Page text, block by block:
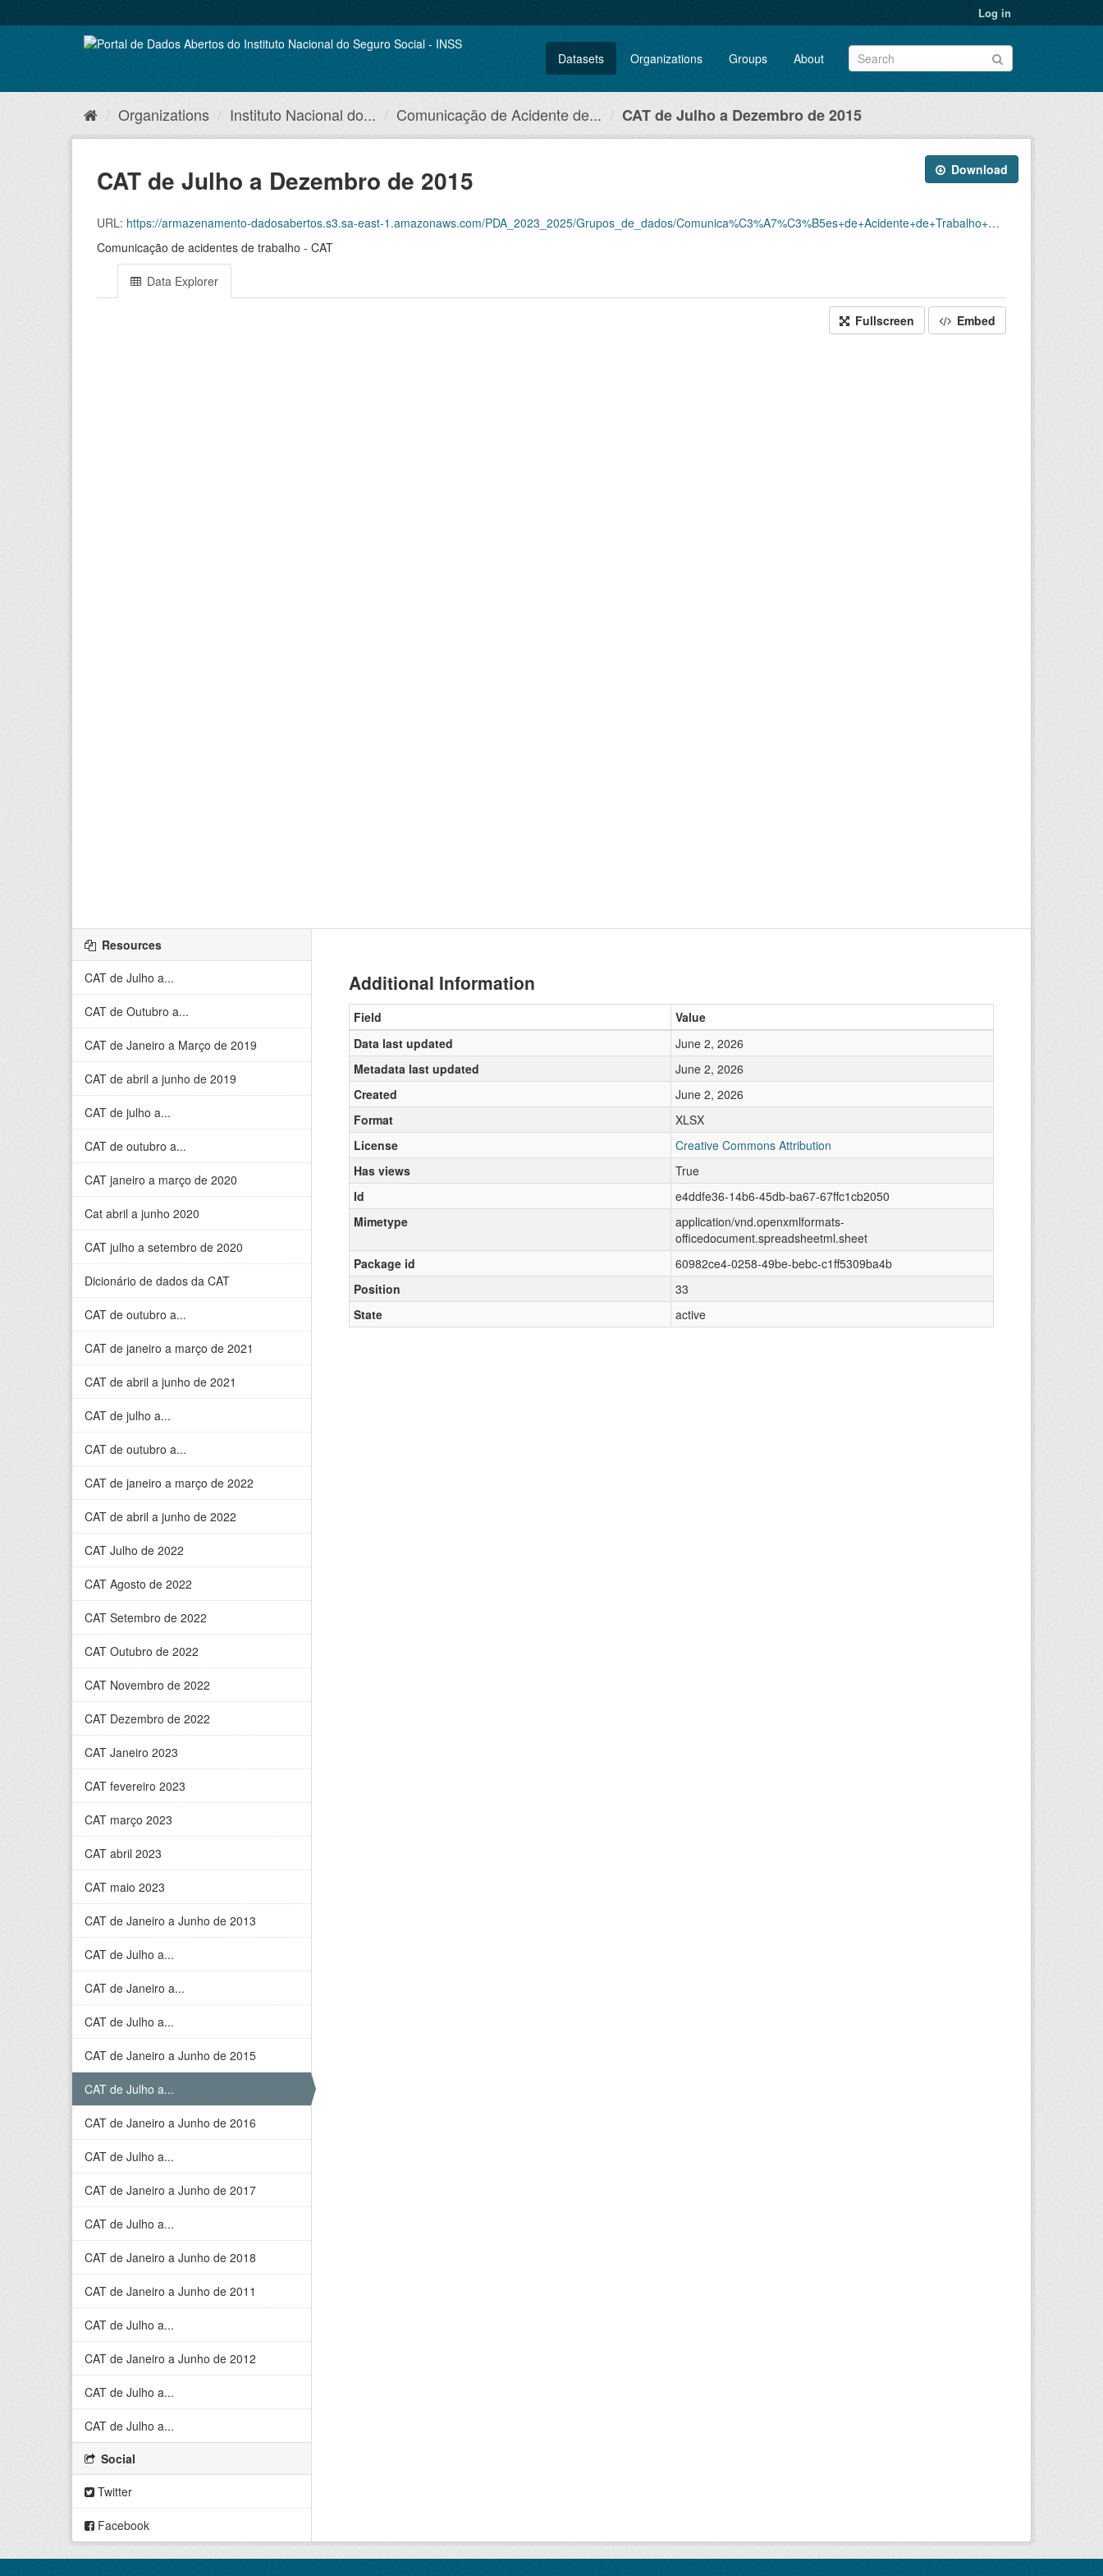
to
Log in
Datasets Organizations Groups About
Organizations Instituto Nacional do... Comunicação de Acidente de... CAT de Julho a Dezembro de 2015
Download
CAT de Julho a Dezembro de 2015
URL: https://armazenamento-dadosabertos.s3.sa-east-1.amazonaws.com/PDA_2023_2025/Grupos_de_dados/Comunica%C3%A7%C3%B5es+de+Acidente+de+Trabalho+%E2%80%93+CAT/CATS+EMITIDAS_JULHO+A+DEZEMBRO_2015.xlsx
Comunicação de acidentes de trabalho - CAT
Data Explorer
Fullscreen Embed
Resources
CAT de Julho a...
CAT de Outubro a...
CAT de Janeiro a Março de 2019
CAT de abril a junho de 2019
CAT de julho a...
CAT de outubro a...
CAT janeiro a março de 2020
Cat abril a junho 2020
CAT julho a setembro de 2020
Dicionário de dados da CAT
CAT de outubro a...
CAT de janeiro a março de 2021
CAT de abril a junho de 2021
CAT de julho a...
CAT de outubro a...
CAT de janeiro a março de 2022
CAT de abril a junho de 2022
CAT Julho de 2022
CAT Agosto de 2022
CAT Setembro de 2022
CAT Outubro de 2022
CAT Novembro de 2022
CAT Dezembro de 2022
CAT Janeiro 2023
CAT fevereiro 2023
CAT março 2023
CAT abril 2023
CAT maio 2023
CAT de Janeiro a Junho de 2013
CAT de Julho a...
CAT de Janeiro a...
CAT de Julho a...
CAT de Janeiro a Junho de 2015
CAT de Julho a...
CAT de Janeiro a Junho de 2016
CAT de Julho a...
CAT de Janeiro a Junho de 2017
CAT de Julho a...
CAT de Janeiro a Junho de 2018
CAT de Janeiro a Junho de 2011
CAT de Julho a...
CAT de Janeiro a Junho de 2012
CAT de Julho a...
CAT de Julho a...
Social
Twitter
Facebook
Additional Information
Field
Value
Data last updated
June 2, 2026
Metadata last updated
June 2, 2026
Created
June 2, 2026
Format
XLSX
License
Creative Commons Attribution
Has views
True
Id
e4ddfe36-14b6-45db-ba67-67ffc1cb2050
Mimetype
application/vnd.openxmlformats-
officedocument.spreadsheetml.sheet
Package id
60982ce4-0258-49be-bebc-c1ff5309ba4b
Position
33
State
active